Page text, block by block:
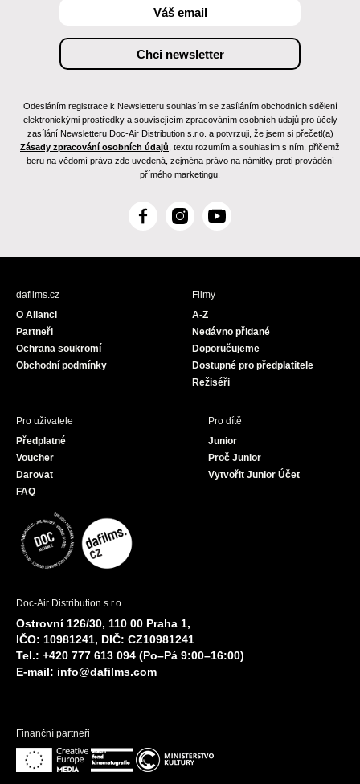
Odesláním registrace k Newsletteru souhlasím se zasíláním obchodních sdělení
elektronickými prostředky a souvisejícím zpracováním osobních údajů pro účely
zasílání Newsletteru Doc-Air Distribution s.r.o. a potvrzuji, že jsem si přečetl(a)
Zásady zpracování osobních údajů , textu rozumím a souhlasím s ním, přičemž
beru na vědomí práva zde uvedená, zejména právo na námitky proti provádění
přímého marketingu.
F
c
I
s
Y
u
dafilms.cz
O Alianci
Partneři
Ochrana soukromí
Obchodní podmínky
Filmy
A-Z
Nedávno přidané
Doporučujeme
Dostupné pro předplatitele
Režiséři
Pro uživatele
Předplatné
Voucher
Darovat
FAQ
Pro dítě
Junior
Proč Junior
Vytvořit Junior Účet
Doc-Air Distribution s.r.o.
Ostrovní 126/30, 110 00 Praha 1,
IČO: 10981241, DIČ: CZ10981241
Tel.: +420 777 613 094 (Po–Pá 9:00–16:00)
E-mail: info@dafilms.com
Finanční partneři